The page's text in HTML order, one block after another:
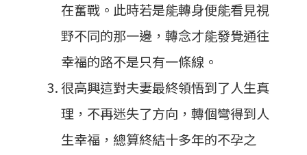
在奮戰。此時若是能轉身便能看見視
野不同的那一邊，轉念才能發覺通往
幸福的路不是只有一條線。
很高興這對夫妻最終領悟到了人生真
理，不再迷失了方向，轉個彎得到人
生幸福，總算終結十多年的不孕之